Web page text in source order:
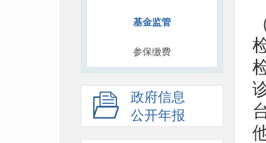
基金监管
参保缴费
政府信息
公开年报